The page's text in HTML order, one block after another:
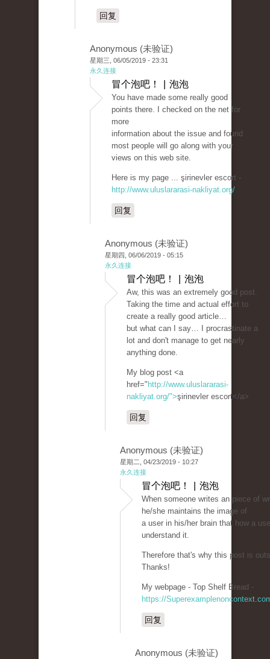
回复
Anonymous (未验证)
星期三, 06/05/2019 - 23:31
永久连接
冒个泡吧！ | 泡泡
You have made some really good
points there. I checked on the net for
more
information about the issue and found
most people will go along with your
views on this web site.
Here is my page ... şirinevler escort -
http://www.uluslararasi-nakliyat.org/
回复
Anonymous (未验证)
星期四, 06/06/2019 - 05:15
永久连接
冒个泡吧！ | 泡泡
Aw, this was an extremely good post.
Taking the time and actual effort to
create a really good article…
but what can I say… I procrastinate a
lot and don't manage to get nearly
anything done.
My blog post <a
href=" http://www.uluslararasi-
nakliyat.org/">şirinevler escort</a>
回复
Anonymous (未验证)
星期二, 04/23/2019 - 10:27
永久连接
冒个泡吧！ | 泡泡
When someone writes an piece of
he/she maintains the image of
a user in his/her brain that how a
understand it.
Therefore that's why this post is
Thanks!
My webpage - Top Shelf Bread -
https://
回复
Anonymous (未验证)